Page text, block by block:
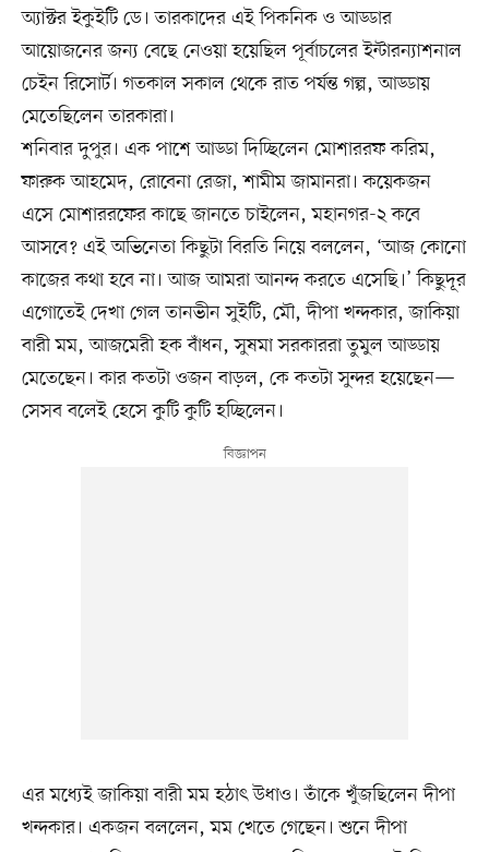
অ্যাক্টর ইকুইটি ডে। তারকাদের এই পিকনিক ও আড্ডার
আয়োজনের জন্য বেছে নেওয়া হয়েছিল পূর্বাচলের ইন্টারন্যাশনাল
চেইন রিসোর্ট। গতকাল সকাল থেকে রাত পর্যন্ত গল্প, আড্ডায়
মেতেছিলেন তারকারা।
শনিবার দুপুর। এক পাশে আড্ডা দিচ্ছিলেন মোশাররফ করিম,
ফারুক আহমেদ, রোবেনা রেজা, শামীম জামানরা। কয়েকজন
এসে মোশাররফের কাছে জানতে চাইলেন, মহানগর-২ কবে
আসবে? এই অভিনেতা কিছুটা বিরতি নিয়ে বললেন, ‘আজ কোনো
কাজের কথা হবে না। আজ আমরা আনন্দ করতে এসেছি।’ কিছুদূর
এগোতেই দেখা গেল তানভীন সুইটি, মৌ, দীপা খন্দকার, জাকিয়া
বারী মম, আজমেরী হক বাঁধন, সুষমা সরকাররা তুমুল আড্ডায়
মেতেছেন। কার কতটা ওজন বাড়ল, কে কতটা সুন্দর হয়েছেন—
সেসব বলেই হেসে কুটি কুটি হচ্ছিলেন।
এর মধ্যেই জাকিয়া বারী মম হঠাৎ উধাও। তাঁকে খুঁজছিলেন দীপা
খন্দকার। একজন বললেন, মম খেতে গেছেন। শুনে দীপা